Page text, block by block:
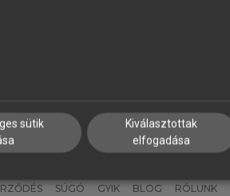
SÚGÓ GYIK BLOG RÓLUNK
sütik
Kiválasztottak
elfogadása